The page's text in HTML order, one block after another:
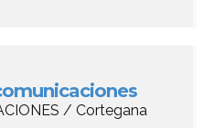
/ Cortegana